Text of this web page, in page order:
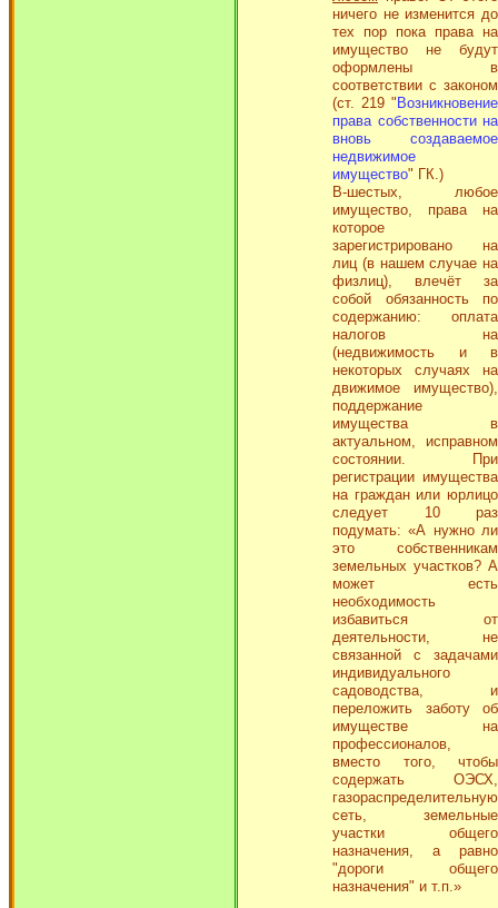
ничего не изменится до
тех пор пока права на
имущество не будут
оформлены в
соответствии с законом
(ст. 219 " Возникновение
права собственности на
вновь создаваемое
недвижимое
имущество" ГК.)
В-шестых, любое
имущество, права на
которое
зарегистрировано на
лиц (в нашем случае на
физлиц), влечёт за
собой обязанность по
содержанию: оплата
налогов на
(недвижимость и в
некоторых случаях на
движимое имущество),
поддержание
имущества в
актуальном, исправном
состоянии. При
регистрации имущества
на граждан или юрлицо
следует 10 раз
подумать: «А нужно ли
это собственникам
земельных участков? А
может есть
необходимость
избавиться от
деятельности, не
связанной с задачами
индивидуального
садоводства, и
переложить заботу об
имуществе на
профессионалов,
вместо того, чтобы
содержать ОЭСХ,
газораспределительную
сеть, земельные
участки общего
назначения, а равно
"дороги общего
назначения" и т.п.»